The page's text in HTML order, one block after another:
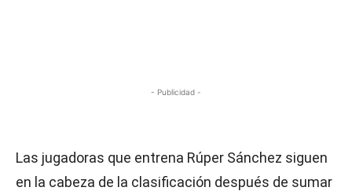
- Publicidad -
Las jugadoras que entrena Rúper Sánchez siguen
en la cabeza de la clasificación después de sumar